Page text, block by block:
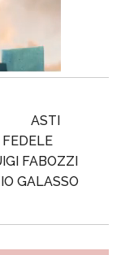
ASTI
FABOZZI
GALASSO